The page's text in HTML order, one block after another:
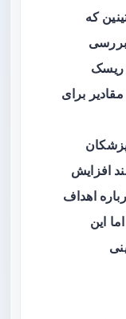
که
بررسی
ریسک
مقادیر برای
افزایش
اهداف
این